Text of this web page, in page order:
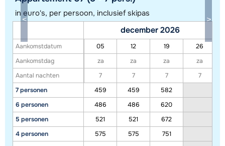
Toon alle accommodaties in dit gebied
exacte locatie kan enigszins afwijken.
in euro's, per persoon, inclusief skipas
Aankomstdatum
Aankomstdag
Aantal nachten
7 personen
6 personen
5 personen
4 personen
december 2026
05 12 19
26
za
za za
za
7
7 7
7
459
459
582
486
486
620
521
521
672
575
575
751